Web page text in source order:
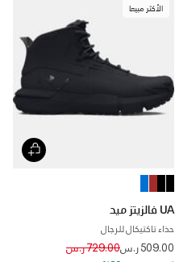
الأكثر مبيعا
UA فالزيتز ميد
حذاء تاكتيكال للرجال
509.00 ر.س Price reduced from
729.00 ر.س to